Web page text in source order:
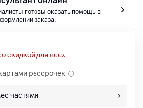
готовы оказать помощь в
заказа.
скидкой для всех
рассрочек
частями